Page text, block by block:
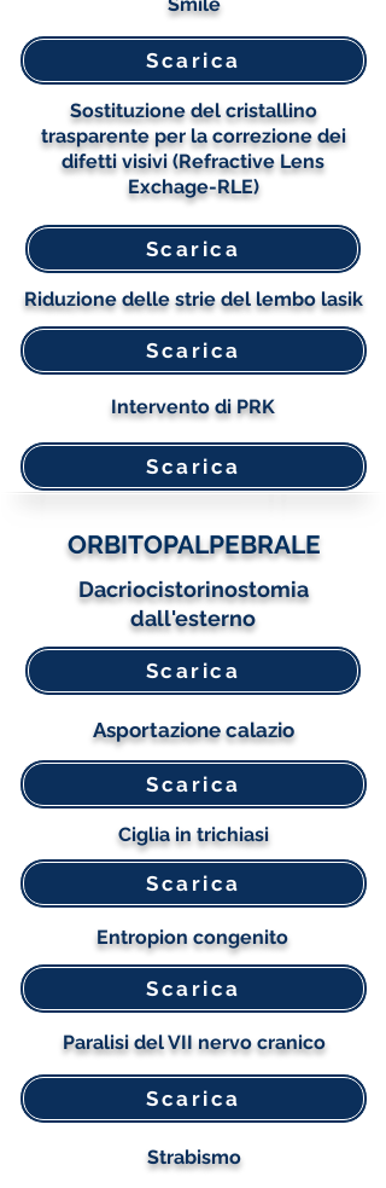
Scarica
Sostituzione del cristallino
trasparente per la correzione dei
difetti visivi (Refractive Lens
Exchage-RLE)
Scarica
Riduzione delle strie del lembo lasik
Scarica
Intervento di PRK
Scarica
ORBITOPALPEBRALE
Dacriocistorinostomia
dall'esterno
Scarica
Asportazione calazio
Scarica
Ciglia in trichiasi
Scarica
Entropion congenito
Scarica
Paralisi del VII nervo cranico
Scarica
Strabismo